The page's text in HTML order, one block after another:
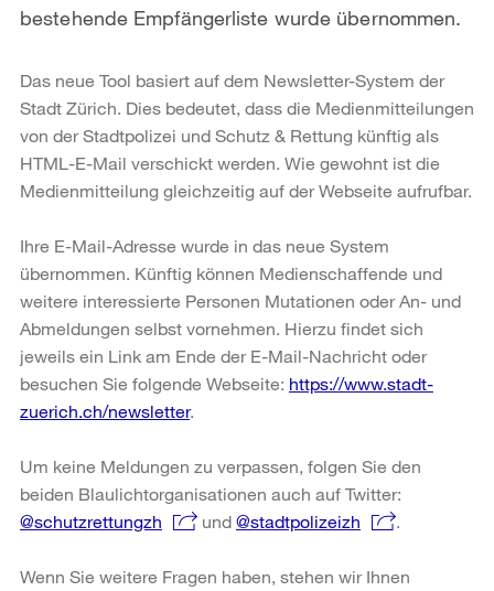
bestehende Empfängerliste wurde übernommen.
Das neue Tool basiert auf dem Newsletter-System der
Stadt Zürich. Dies bedeutet, dass die Medienmitteilungen
von der Stadtpolizei und Schutz & Rettung künftig als
HTML-E-Mail verschickt werden. Wie gewohnt ist die
Medienmitteilung gleichzeitig auf der Webseite aufrufbar.
Ihre E-Mail-Adresse wurde in das neue System
übernommen. Künftig können Medienschaffende und
weitere interessierte Personen Mutationen oder An- und
Abmeldungen selbst vornehmen. Hierzu findet sich
jeweils ein Link am Ende der E-Mail-Nachricht oder
besuchen Sie folgende Webseite: https://www.stadt-
zuerich.ch/newsletter.
Um keine Meldungen zu verpassen, folgen Sie den
beiden Blaulichtorganisationen auch auf Twitter:
@schutzrettungzh
und @stadtpolizeizh
Wenn Sie weitere Fragen haben, stehen wir Ihnen